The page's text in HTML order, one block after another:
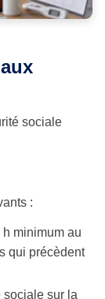
sociale
:
minimum au
qui précèdent
sociale sur la